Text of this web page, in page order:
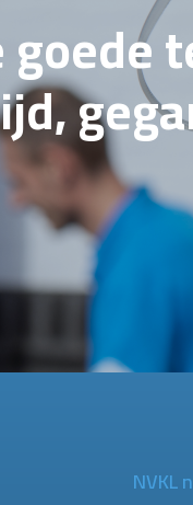
goede
NVKL